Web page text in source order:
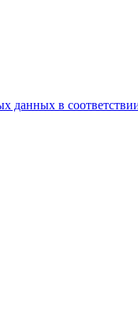
данных в